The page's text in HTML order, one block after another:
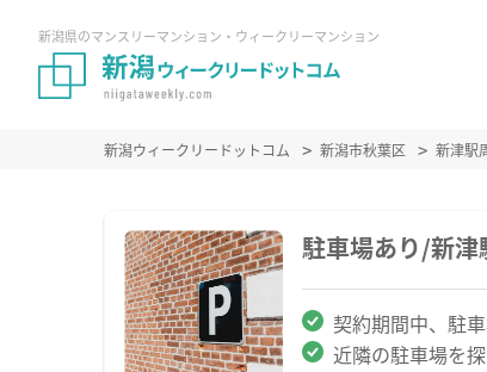
新潟県のマンスリーマンション・ウィークリーマンション
新潟ウィークリードットコム 新潟市秋葉区 新津駅
駐車場あり/新津
契約期間中、駐
近隣の駐車場を